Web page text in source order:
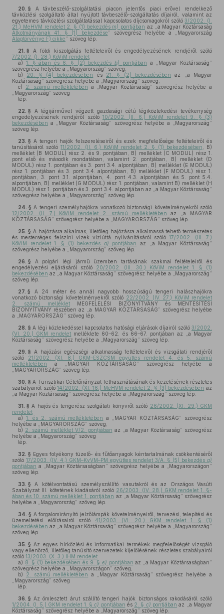
20. § A távbeszélő-szolgáltatási piacon jelentős piaci erővel rendelkező
távközlési szolgáltató által nyújtott távbeszélő-szolgáltatás díjairól, valamint az
egyetemes távközlési szolgáltatással kapcsolatos díjcsomagokról szóló3/2002. (I.
21.) MeHVM rendelet 2. § (1) bekezdésm) pontjában az „a Magyar Köztársaság
Alkotmányának 41. § (1) bekezdése” szövegrész helyébe a „Magyarország
Alaptörvénye F) cikke” szöveg lép.
21. § A földi kiszolgálás feltételeiről és engedélyezésének rendjéről szóló
7/2002. (I. 28.) KöViM rendelet
a) 1. §-ában és 6. § (2) bekezdés b) pontjában a „Magyar Köztársaság”
szövegrész helyébe a „Magyarország” szöveg,
b)
20. § (4) bekezdésében és 21. § (2) bekezdésében az „a Magyar
Köztársaság” szövegrész helyébe a „Magyarország” szöveg,
c)
2. számú mellékletében a „Magyar Köztársaság” szövegrész helyébe a
„Magyarország” szöveg
lép.
22. § A légijárművel végzett gazdasági célú légiközlekedési tevékenység
engedélyezésének rendjéről szóló 10/2002. (II. 6.) KöViM rendelet 9. § (3)
bekezdésében a „Magyar Köztársaság” szövegrész helyébe a „Magyarország”
szöveg lép.
23. § A tengeri hajók felszereléseiről és ezek megfelelősége feltételeiről és
tanúsításáról szóló11/2002. (II. 6.) KöViM rendelet 2. § (1) bekezdésében , B)
melléklet (B MODUL) rész 2. és 9. pontjában, B) melléklet (C MODUL) rész 1.
pont első és második mondatában, valamint 2. pontjában, B) melléklet (D
MODUL) rész 1. pontjában és 3. pont 3.4. alpontjában, B) melléklet (E MODUL)
rész 1. pontjában és 3. pont 3.4. alpontjában, B) melléklet (F MODUL) rész 1.
pontjában, 3. pont 3.1. alpontjában, 4. pont 4.3. alpontjában és 5. pont 5.4.
alpontjában, B) melléklet (G MODUL) rész 1. pontjában, valamint B) melléklet (H
MODUL) rész 1. pontjában és 3. pont 3.4. alpontjában az „a Magyar Köztársaság”
szövegrész helyébe a „Magyarország” szöveg lép.
24. § A tengeri személyhajókra vonatkozó biztonsági követelményekről szóló
12/2002. (II. 7.) KöViM rendelet 2. számú mellékletében az „a MAGYAR
KÖZTÁRSASÁG” szövegrész helyébe a „MAGYARORSZÁG” szöveg lép.
25. § A hajózásra alkalmas, illetőleg hajózásra alkalmassá tehető természetes
és mesterséges felszíni vizek víziúttá nyilvánításáról szóló17/2002. (III. 7.)
KöViM rendelet 1. § (1) bekezdés a) pontjában
az „a Magyar Köztársaság”
szövegrész helyébe a „Magyarország” szöveg lép.
26. § A polgári légi jármű üzemben tartásának szakmai feltételeiről és
engedélyezési eljárásáról szóló 20/2002. (III. 30.) KöViM rendelet 1. § (1)
bekezdésében az „a Magyar Köztársaság” szövegrész helyébe a „Magyarország”
szöveg lép.
27. § A 24 méter és annál nagyobb hosszúságú tengeri halászhajókra
vonatkozó biztonsági követelményekről szóló 22/2002. (IV. 27.) KöViM rendelet
2. számú melléklet MEGFELELÉSI BIZONYÍTVÁNY és MENTESÍTÉSI
BIZONYÍTVÁNY részében az „a MAGYAR KÖZTÁRSASÁG” szövegrész helyébe
a „MAGYARORSZÁG” szöveg lép.
28. § A légi közlekedéssel kapcsolatos hatósági eljárások díjairól szóló 3/2002.
(VI. 20.) GKM rendelet melléklete 60–62. és 66–67. pontjában az „a Magyar
Köztársaság” szövegrész helyébe a „Magyarország” szöveg lép.
29. § A hajózási egészségi alkalmasság feltételeiről és vizsgálati rendjéről
szóló 21/2002. (XI. 8.) GKM–ESZCSM együttes rendelet 4. és 5. számú
mellékletében a „MAGYAR KÖZTÁRSASÁG” szövegrész helyébe a
„MAGYARORSZÁG” szöveg lép.
30. § A Turisztikai Célelőirányzat felhasználásának és kezelésének részletes
szabályairól szóló14/2002. (XI. 16.) MeHVM rendelet 2. § (3) bekezdésében az
„a Magyar Köztársaság” szövegrész helyébe a „Magyarország” szöveg lép.
31. § A hajós és tengerész szolgálati könyvről szóló 26/2002. (XI. 29.) GKM
rendelet
a) 1. és 2. számú mellékletében a „MAGYAR KÖZTÁRSASÁG” szövegrész
helyébe a „MAGYARORSZÁG” szöveg,
b) 2. számú melléklet V/2. pontjában az „a Magyar Köztársaság” szövegrész
helyébe a „Magyarország” szöveg
lép.
32. § Egyes folyékony tüzelő- és fűtőanyagok kéntartalmának csökkentéséről
szóló 17/2003. (IV. 4.) GKM–KvVM–PM együttes rendelet 3/A. § (5) bekezdésa)
pontjában a „Magyar Köztársaságban” szövegrész helyébe a „Magyarországon”
szöveg lép.
33. § A kötélvontatású személyszállító vasutakról és az Országos Vasúti
Szabályzat III. kötetének kiadásáról szóló 26/2003. (IV. 28.) GKM rendelet 1. §-
ában és 10. számú melléklet 1. pontjában az „a Magyar Köztársaság” szövegrész
helyébe a „Magyarország” szöveg lép.
34. § A forgalomirányító jelzőlámpák követelményeiről, tervezési, telepítési és
üzemeltetési előírásairól szóló 41/2003. (VI. 20.) GKM rendelet 1. § (1)
bekezdésében az „a Magyar Köztársaság” szövegrész helyébe a „Magyarország”
szöveg lép.
35. § Az egyes hírközlési és informatikai termékek megfelelőségét vizsgáló
vagy ellenőrző, illetőleg tanúsító szervezetek kijelölésének részletes szabályairól
szóló 13/2003. (X. 3.) IHM rendelet
a) 8. § (1) bekezdésében és 9. § e) pontjában az „a Magyar Köztársaságban”
szövegrész helyébe a „Magyarországon” szöveg,
b)
2. számú mellékletében a „Magyar Köztársaság” szövegrész helyébe a
„Magyarország” szöveg
lép.
36. § Az ömlesztett árut szállító tengeri hajók biztonságos rakodásáról szóló
1/2004. (I. 5.) GKM rendelet 1. §c) pontjában és 2. § c) pontjában az „a Magyar
Köztársaság” szövegrész helyébe a „Magyarország” szöveg lép.